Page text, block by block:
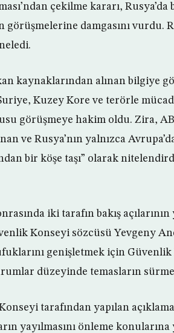
çekilme kararı,
görüşmelerine damgasını vurdu.
kaynaklarından alınan bilgiye
Kuzey Kore ve terörle
görüşmeye hakim oldu. Zira,
ve Rusya’nın yalnızca
bir köşe taşı” olarak
iki tarafın bakış
Konseyi sözcüsü Yevgeny
genişletmek için
düzeyinde temasların
tarafından yapılan
yayılmasını önleme